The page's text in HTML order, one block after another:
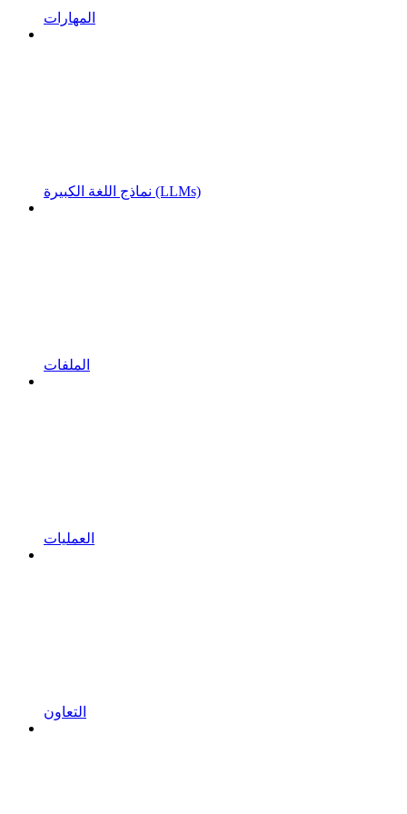
المهارات
نماذج اللغة الكبيرة (LLMs)
الملفات
العمليات
التعاون